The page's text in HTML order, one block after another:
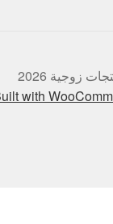
زوجية 2026
with